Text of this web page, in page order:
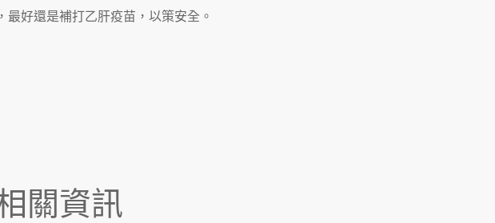
最好還是補打乙肝疫苗，以策安全。
關資訊